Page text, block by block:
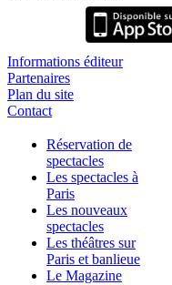
Informations éditeur
Partenaires
Plan du site
Contact
Réservation de
spectacles
Les spectacles à
Paris
Les nouveaux
spectacles
Les théâtres sur
Paris et banlieue
Le Magazine